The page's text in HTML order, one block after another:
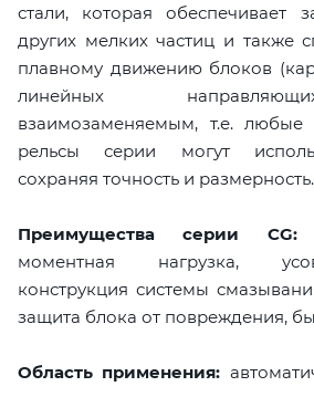
стали, которая обеспечивает
других мелких частиц и также
плавному движению блоков
линейных
взаимозаменяемым, т.е.
рельсы серии могут
сохраняя точность и размерность.
Преимущества серии CG:
моментная нагрузка,
конструкция системы
защита блока от повреждения,
Область применения: